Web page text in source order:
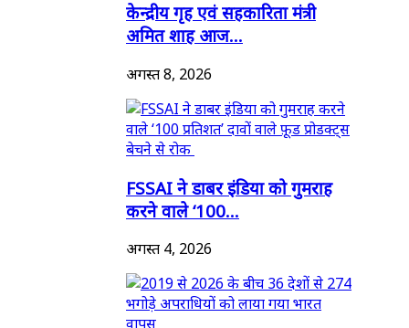
केन्द्रीय गृह एवं सहकारिता मंत्री
अमित शाह आज...
अगस्त 8, 2026
FSSAI ने डाबर इंडिया को गुमराह
करने वाले ‘100...
अगस्त 4, 2026